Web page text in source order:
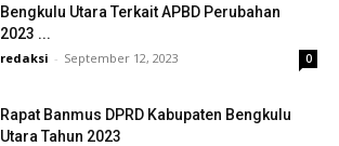
Bengkulu Utara Terkait APBD Perubahan
2023 ...
redaksi - September 12, 2023 0
Rapat Banmus DPRD Kabupaten Bengkulu
Utara Tahun 2023